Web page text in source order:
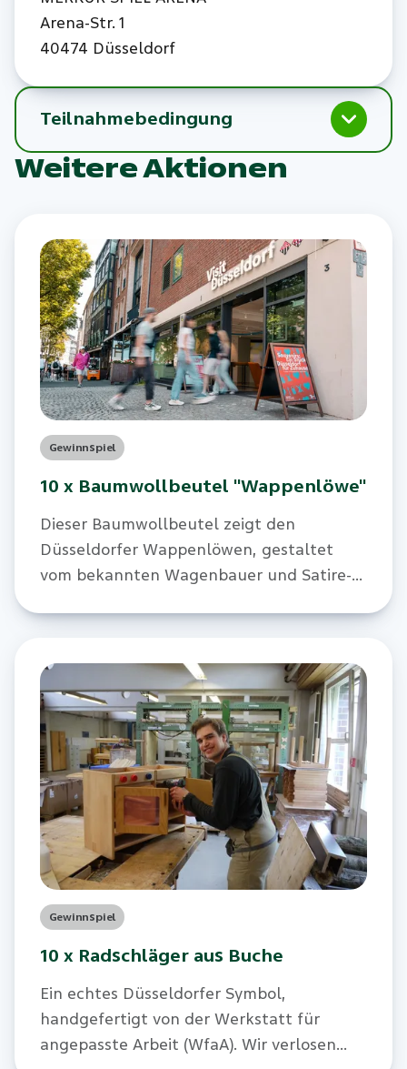
Arena-Str. 1
40474 Düsseldorf
Teilnahmebedingung
Weitere Aktionen
Gewinnspiel
10 x Baumwollbeutel "Wappenlöwe"
Dieser Baumwollbeutel zeigt den
Düsseldorfer Wappenlöwen, gestaltet
vom bekannten Wagenbauer und Satire-
Gewinnspiel
10 x Radschläger aus Buche
Ein echtes Düsseldorfer Symbol,
handgefertigt von der Werkstatt für
angepasste Arbeit (WfaA). Wir verlosen